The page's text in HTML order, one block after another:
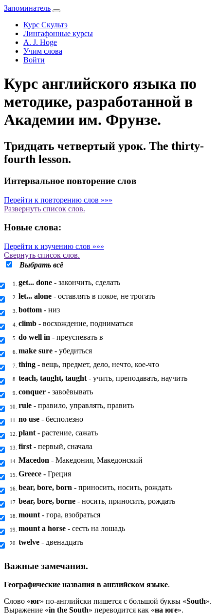
Запоминатель
Курс Скультэ
Лингафонные курсы
A. J. Hoge
Учим слова
Войти
Курс английского языка по
методике, разработанной в
Академии им. Фрунзе.
Тридцать четвертый урок. The thirty-
fourth lesson.
Интервальное повторение слов
Перейти к повторению слов »»»
Развернуть список слов.
Новые слова:
Перейти к изучению слов »»»
Свернуть список слов.
Выбрать всё
1. get... done - закончить, сделать
2. let... alone - оставлять в покое, не трогать
3. bottom - низ
4. climb - восхождение, подниматься
5. do well in - преуспевать в
6. make sure - убедиться
7. thing - вещь, предмет, дело, нечто, кое-что
8. teach, taught, taught - учить, преподавать, научить
9. conquer - завоёвывать
10. rule - правило, управлять, править
11. no use - бесполезно
12. plant - растение, сажать
13. first - первый, сначала
14. Macedon - Македония, Македонский
15. Greece - Греция
16. bear, bore, born - приносить, носить, рождать
17. bear, bore, borne - носить, приносить, рождать
18. mount - гора, взобраться
19. mount a horse - сесть на лошадь
20. twelve - двенадцать
Важные замечания.
Географические названия в английском языке.
Слово «юг» по-английски пишется с большой буквы «South».
Выражение «in the South» переводится как «на юге».